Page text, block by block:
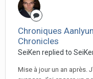
Chroniques
Chronicles
SeiKen replied to
Mise à jour un an après.